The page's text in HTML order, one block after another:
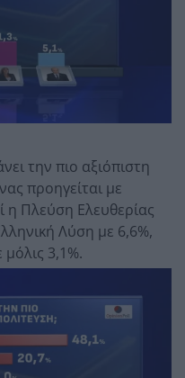
την πιο αξιόπιστη
προηγείται με
η Πλεύση Ελευθερίας
Λύση με 6,6%,
3,1%.